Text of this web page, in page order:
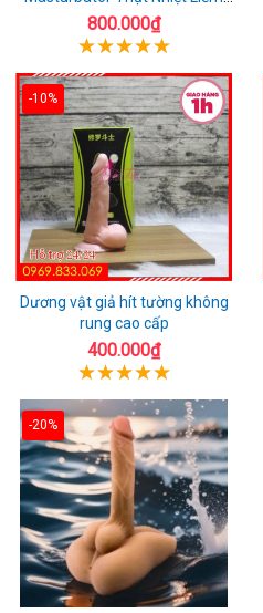
Rung
800.000₫
-10%
Dương vật giả hít tường không
rung cao cấp
400.000₫
-20%